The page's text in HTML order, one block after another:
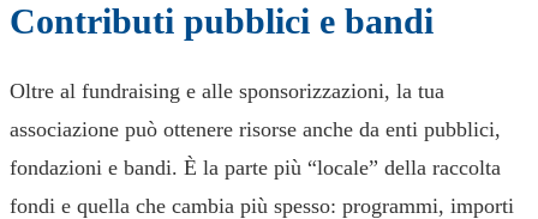
Contributi pubblici e bandi
Oltre al fundraising e alle sponsorizzazioni, la tua
associazione può ottenere risorse anche da enti pubblici,
fondazioni e bandi. È la parte più “locale” della raccolta
fondi e quella che cambia più spesso: programmi, importi